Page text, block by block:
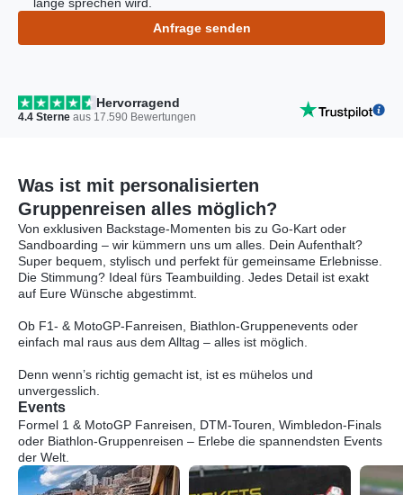
Anfrage senden
Hervorragend
4.4 Sterne aus 17.590 Bewertungen
Was ist mit personalisierten
Gruppenreisen alles möglich?
Von exklusiven Backstage-Momenten bis zu Go-Kart oder
Sandboarding – wir kümmern uns um alles. Dein Aufenthalt?
Super bequem, stylisch und perfekt für gemeinsame Erlebnisse.
Die Stimmung? Ideal fürs Teambuilding. Jedes Detail ist exakt
auf Eure Wünsche abgestimmt.
Ob F1- & MotoGP-Fanreisen, Biathlon-Gruppenevents oder
einfach mal raus aus dem Alltag – alles ist möglich.
Denn wenn’s richtig gemacht ist, ist es mühelos und
unvergesslich.
Events
Formel 1 & MotoGP Fanreisen, DTM-Touren, Wimbledon-Finals
oder Biathlon-Gruppenreisen – Erlebe die spannendsten Events
der Welt.